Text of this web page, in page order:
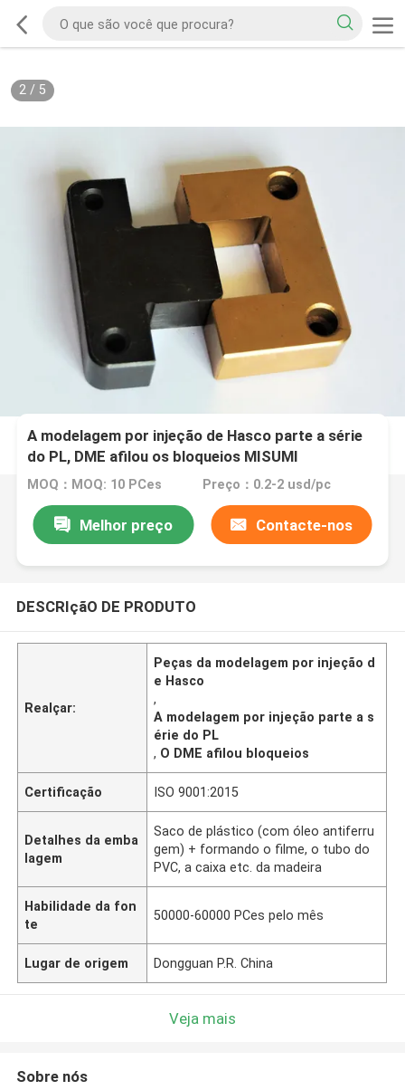
2/ 5
A modelagem por injeção de Hasco parte a série
do PL, DME afilou os bloqueios MISUMI
MOQ：MOQ: 10 PCes Preço：0.2-2 usd/pc
Melhor preço Contacte-nos
DESCRIçãO DE PRODUTO
Realçar:
Peças da modelagem por injeção d
e Hasco
,
A modelagem por injeção parte a s
érie do PL
, O DME afilou bloqueios
Certificação ISO 9001:2015
Detalhes da emba
lagem
Saco de plástico (com óleo antiferru
gem) + formando o filme, o tubo do
PVC, a caixa etc. da madeira
Habilidade da fon
te
50000-60000 PCes pelo mês
Lugar de origem Dongguan P.R. China
Veja mais
Sobre nós